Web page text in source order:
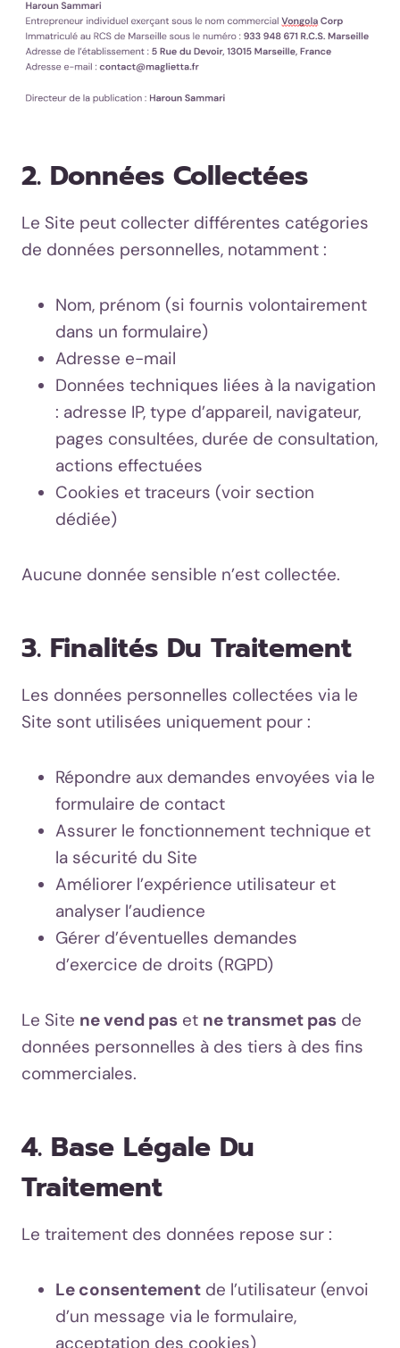
2. Données Collectées
Le Site peut collecter différentes catégories
de données personnelles, notamment :
Nom, prénom (si fournis volontairement
dans un formulaire)
Adresse e-mail
Données techniques liées à la navigation
: adresse IP, type d’appareil, navigateur,
pages consultées, durée de consultation,
actions effectuées
Cookies et traceurs (voir section
dédiée)
Aucune donnée sensible n’est collectée.
3. Finalités Du Traitement
Les données personnelles collectées via le
Site sont utilisées uniquement pour :
Répondre aux demandes envoyées via le
formulaire de contact
Assurer le fonctionnement technique et
la sécurité du Site
Améliorer l’expérience utilisateur et
analyser l’audience
Gérer d’éventuelles demandes
d’exercice de droits (RGPD)
Le Site ne vend pas et ne transmet pas de
données personnelles à des tiers à des fins
commerciales.
4. Base Légale Du
Traitement
Le traitement des données repose sur :
Le consentement de l’utilisateur (envoi
d’un message via le formulaire,
acceptation des cookies)